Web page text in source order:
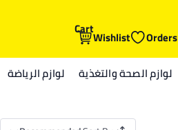
Orders
Wishlist
Cart
لوازم الصحة والتغذية لوازم الرياضة